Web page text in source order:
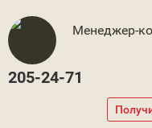
Менеджер-
205-24-71